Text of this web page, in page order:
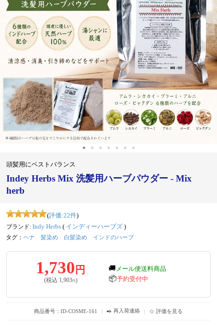
‹ ›
頭髪用にベストバランス
Indey Herbs Mix 洗髪用ハーブパウダー - Mix
herb
(評価:22件)
ブランド: Indy Herbs ( インディーハーブズ )
タグ： ヘナ 髪染め 白髪染め インドのハーブ
1,730 円
(税込 1,903円)
🚚 メール便送料商品
📦予約受付中
商品番号：ID-COSME-161 ｜ ✒️ 再入荷連絡 ｜ ☆ 評価を見る